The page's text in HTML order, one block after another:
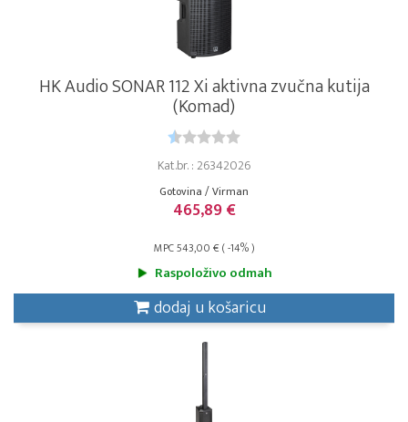
HK Audio SONAR 112 Xi aktivna zvučna kutija
(Komad)
Kat.br. : 26342026
Gotovina / Virman
465,89 €
MPC 543,00 € ( -14% )
Raspoloživo odmah
dodaj u košaricu